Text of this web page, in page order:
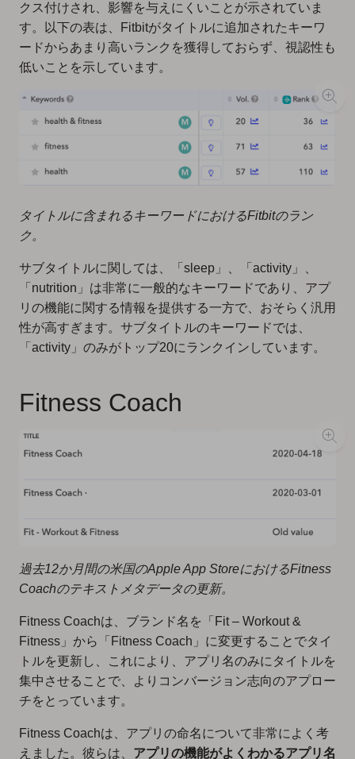
クス付けされ、影響を与えにくいことが示されていま
す。以下の表は、Fitbitがタイトルに追加されたキーワ
ードからあまり高いランクを獲得しておらず、視認性も
低いことを示しています。
タイトルに含まれるキーワードにおけるFitbitのラン
ク。
サブタイトルに関しては、「sleep」、「activity」、
「nutrition」は非常に一般的なキーワードであり、アプ
リの機能に関する情報を提供する一方で、おそらく汎用
性が高すぎます。サブタイトルのキーワードでは、
「activity」のみがトップ20にランクインしています。
Fitness Coach
過去12か月間の米国のApple App StoreにおけるFitness
Coachのテキストメタデータの更新。
Fitness Coachは、ブランド名を「Fit – Workout &
Fitness」から「Fitness Coach」に変更することでタイ
トルを更新し、これにより、アプリ名のみにタイトルを
集中させることで、よりコンバージョン志向のアプロー
チをとっています。
Fitness Coachは、アプリの命名について非常によく考
えました。彼らは、 アプリの機能がよくわかるアプリ名